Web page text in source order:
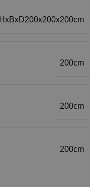
HxBxD200x200x200cm
200cm
200cm
200cm